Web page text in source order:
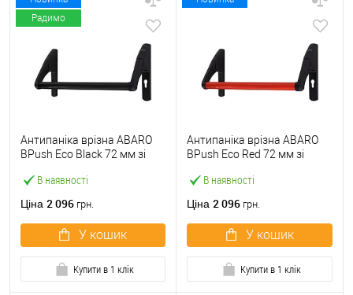
Радимо
В наявності
Антипаніка врізна ABARO
BPush Eco Black 72 мм зі
Ціна 2 096 грн.
У кошик
Купити в 1 клік
В наявності
Антипаніка врізна ABARO
BPush Eco Red 72 мм зі
Ціна 2 096 грн.
У кошик
Купити в 1 клік